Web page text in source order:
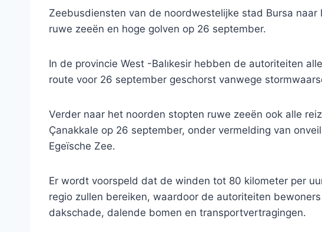
Zeebusdiensten van de noordwestelijke stad Bursa
ruwe zeeën en hoge golven op 26 september.
In de provincie West -Balıkesir hebben de autoriteiten
route voor 26 september geschorst vanwege
Verder naar het noorden stopten ruwe zeeën ook alle
Çanakkale op 26 september, onder vermelding van
Egeïsche Zee.
Er wordt voorspeld dat de winden tot 80 kilometer per
regio zullen bereiken, waardoor de autoriteiten
dakschade, dalende bomen en transportvertragingen.